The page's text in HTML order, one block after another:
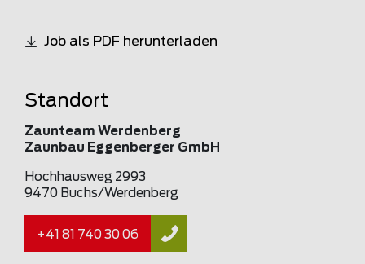
Job als PDF herunterladen
Standort
Zaunteam Werdenberg
Zaunbau Eggenberger GmbH
Hochhausweg 2993
9470 Buchs/Werdenberg
+41 81 740 30 06